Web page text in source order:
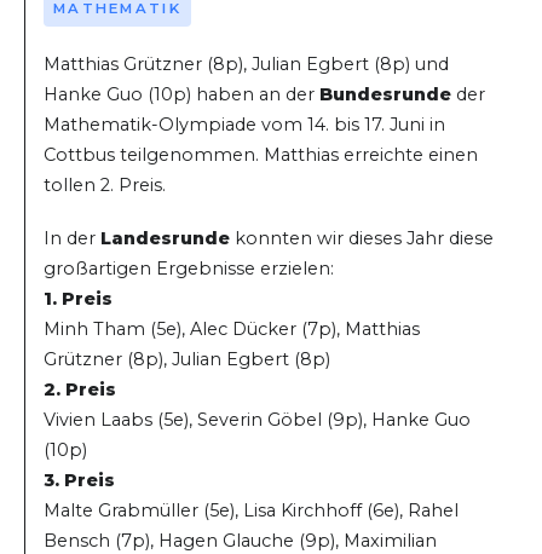
MATHEMATIK
Matthias Grützner (8p), Julian Egbert (8p) und
Hanke Guo (10p) haben an der Bundesrunde der
Mathematik-Olympiade vom 14. bis 17. Juni in
Cottbus teilgenommen. Matthias erreichte einen
tollen 2. Preis.
In der Landesrunde konnten wir dieses Jahr diese
großartigen Ergebnisse erzielen:
1. Preis
Minh Tham (5e), Alec Dücker (7p), Matthias
Grützner (8p), Julian Egbert (8p)
2. Preis
Vivien Laabs (5e), Severin Göbel (9p), Hanke Guo
(10p)
3. Preis
Malte Grabmüller (5e), Lisa Kirchhoff (6e), Rahel
Bensch (7p), Hagen Glauche (9p), Maximilian